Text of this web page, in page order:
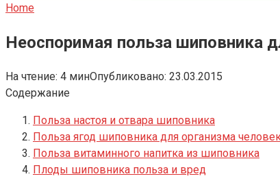
Home
Неоспоримая польза шиповника
На чтение: 4 минОпубликовано: 23.03.2015
Содержание
Польза настоя и отвара шиповника
Польза ягод шиповника для организма
Польза витаминного напитка из шиповника
Плоды шиповника польза и вред